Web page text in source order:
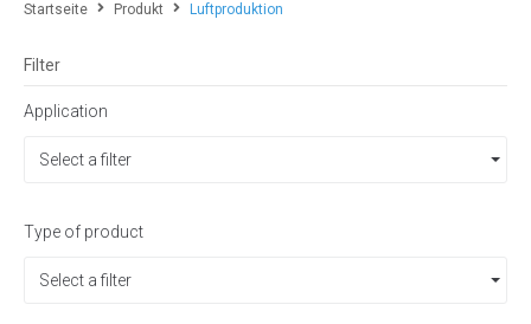
Startseite Produkt Luftproduktion
Filter
Application
Select a filter
Type of product
Select a filter